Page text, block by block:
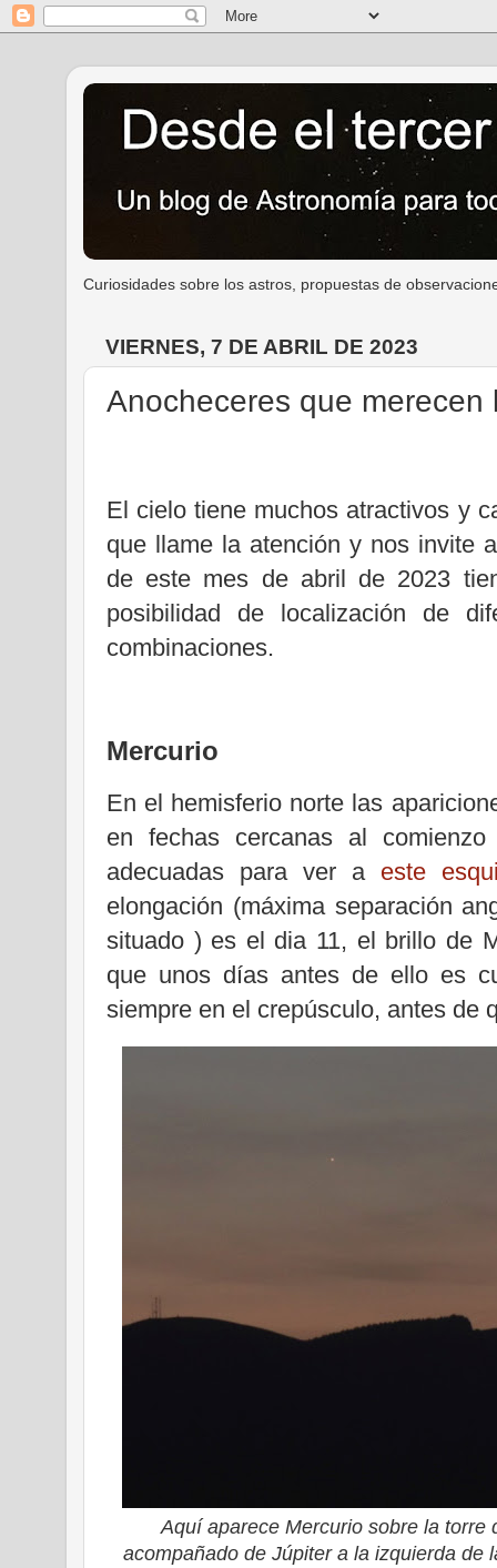
Curiosidades sobre los astros, propuestas de
VIERNES, 7 DE ABRIL DE 2023
Anocheceres que merecen
El cielo tiene muchos atractivos y
que llame la atención y nos invite
de este mes de abril de 2023
posibilidad de localización de
combinaciones.
Mercurio
En el hemisferio norte las
en fechas cercanas al
adecuadas para ver a este
elongación (máxima separación
situado ) es el dia 11, el brillo de
que unos días antes de ello es
siempre en el crepúsculo, antes de
Aquí aparece Mercurio sobre la
acompañado de Júpiter a la izquierda de